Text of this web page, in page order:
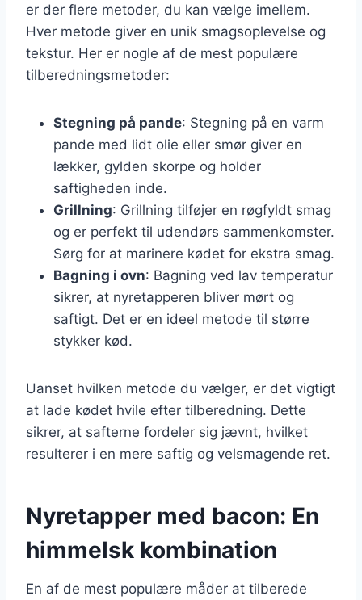
er der flere metoder, du kan vælge imellem.
Hver metode giver en unik smagsoplevelse og
tekstur. Her er nogle af de mest populære
tilberedningsmetoder:
Stegning på pande: Stegning på en varm
pande med lidt olie eller smør giver en
lækker, gylden skorpe og holder
saftigheden inde.
Grillning: Grillning tilføjer en røgfyldt smag
og er perfekt til udendørs sammenkomster.
Sørg for at marinere kødet for ekstra smag.
Bagning i ovn: Bagning ved lav temperatur
sikrer, at nyretapperen bliver mørt og
saftigt. Det er en ideel metode til større
stykker kød.
Uanset hvilken metode du vælger, er det vigtigt
at lade kødet hvile efter tilberedning. Dette
sikrer, at safterne fordeler sig jævnt, hvilket
resulterer i en mere saftig og velsmagende ret.
Nyretapper med bacon: En
himmelsk kombination
En af de mest populære måder at tilberede